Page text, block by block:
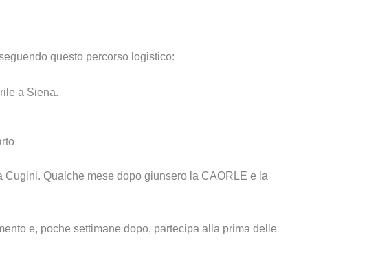
questo percorso logistico:
a Siena.
Qualche mese dopo giunsero la CAORLE e la
e, poche settimane dopo, partecipa alla prima delle